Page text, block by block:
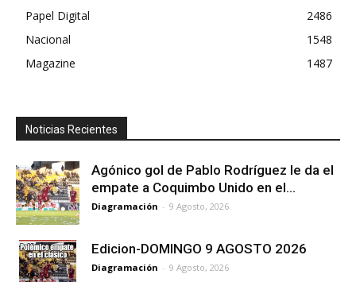
Papel Digital
2486
Nacional
1548
Magazine
1487
Noticias Recientes
Agónico gol de Pablo Rodríguez le da el
empate a Coquimbo Unido en el...
Diagramación - 9 Agosto, 2026
Edicion-DOMINGO 9 AGOSTO 2026
Diagramación - 9 Agosto, 2026